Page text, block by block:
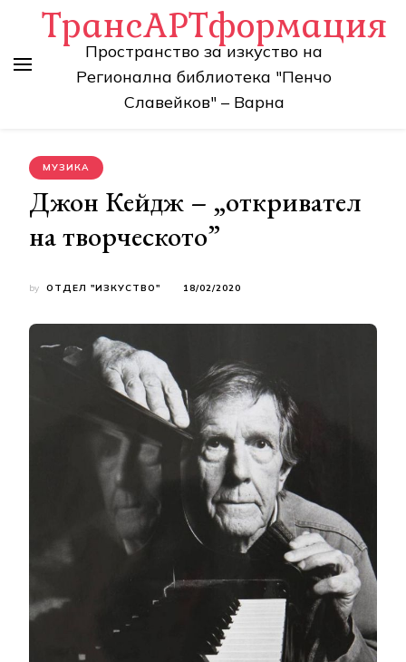
ТрансАРТформация
Пространство за изкуство на
Регионална библиотека "Пенчо
Славейков" – Варна
МУЗИКА
Джон Кейдж – „откривател
на творческото”
by ОТДЕЛ "ИЗКУСТВО" 18/02/2020